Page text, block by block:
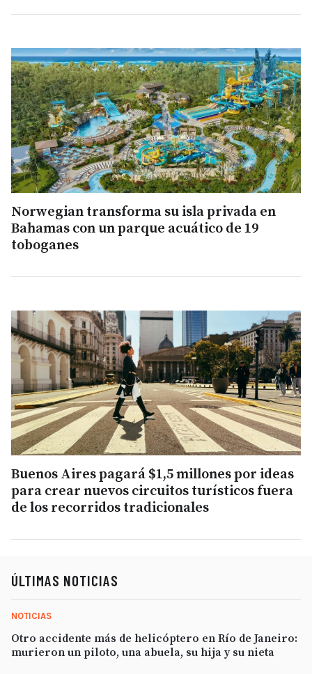
Norwegian transforma su isla privada en
Bahamas con un parque acuático de 19
toboganes
Buenos Aires pagará $1,5 millones por ideas
para crear nuevos circuitos turísticos fuera
de los recorridos tradicionales
ÚLTIMAS NOTICIAS
NOTICIAS
Otro accidente más de helicóptero en Río de Janeiro:
murieron un piloto, una abuela, su hija y su nieta